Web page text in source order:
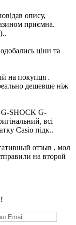
опису,
приємна.
ціни та
на покупця .
дешевше ніж
G-SHOCK G-
всі
Casio підк..
отзыв , мол
на второй